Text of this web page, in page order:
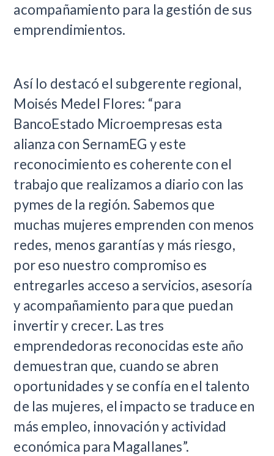
acompañamiento para la gestión de sus
emprendimientos.
Así lo destacó el subgerente regional,
Moisés Medel Flores: “para
BancoEstado Microempresas esta
alianza con SernamEG y este
reconocimiento es coherente con el
trabajo que realizamos a diario con las
pymes de la región. Sabemos que
muchas mujeres emprenden con menos
redes, menos garantías y más riesgo,
por eso nuestro compromiso es
entregarles acceso a servicios, asesoría
y acompañamiento para que puedan
invertir y crecer. Las tres
emprendedoras reconocidas este año
demuestran que, cuando se abren
oportunidades y se confía en el talento
de las mujeres, el impacto se traduce en
más empleo, innovación y actividad
económica para Magallanes”.